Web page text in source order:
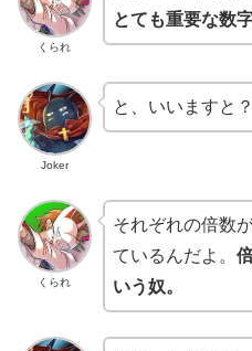
くられ
とても重要な数
Joker
と、いいますと？
くられ
それぞれの倍数
ているんだよ。
いう奴。